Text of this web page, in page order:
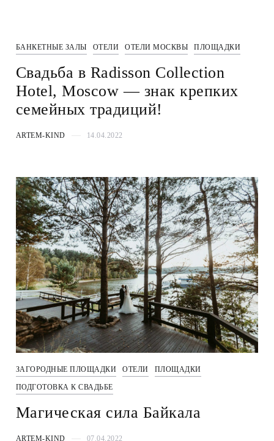
БАНКЕТНЫЕ ЗАЛЫ ОТЕЛИ ОТЕЛИ МОСКВЫ ПЛОЩАДКИ
Свадьба в Radisson Collection
Hotel, Moscow — знак крепких
семейных традиций!
ARTEM-KIND 14.04.2022
ЗАГОРОДНЫЕ ПЛОЩАДКИ ОТЕЛИ ПЛОЩАДКИ
ПОДГОТОВКА К СВАДЬБЕ
Магическая сила Байкала
ARTEM-KIND 07.04.2022